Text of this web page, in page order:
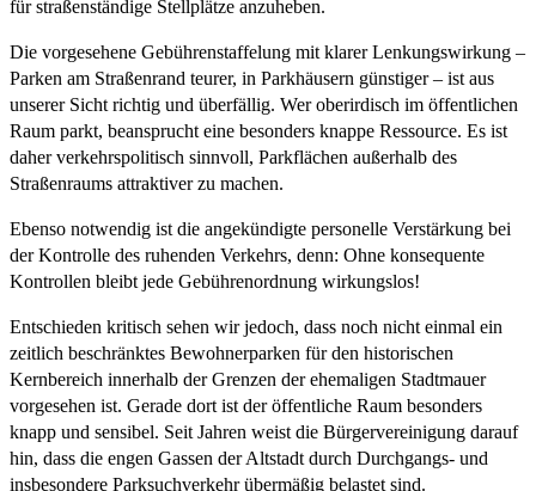
für straßenständige Stellplätze anzuheben.
Die vorgesehene Gebührenstaffelung mit klarer Lenkungswirkung –
Parken am Straßenrand teurer, in Parkhäusern günstiger – ist aus
unserer Sicht richtig und überfällig. Wer oberirdisch im öffentlichen
Raum parkt, beansprucht eine besonders knappe Ressource. Es ist
daher verkehrspolitisch sinnvoll, Parkflächen außerhalb des
Straßenraums attraktiver zu machen.
Ebenso notwendig ist die angekündigte personelle Verstärkung bei
der Kontrolle des ruhenden Verkehrs, denn: Ohne konsequente
Kontrollen bleibt jede Gebührenordnung wirkungslos!
Entschieden kritisch sehen wir jedoch, dass noch nicht einmal ein
zeitlich beschränktes Bewohnerparken für den historischen
Kernbereich innerhalb der Grenzen der ehemaligen Stadtmauer
vorgesehen ist. Gerade dort ist der öffentliche Raum besonders
knapp und sensibel. Seit Jahren weist die Bürgervereinigung darauf
hin, dass die engen Gassen der Altstadt durch Durchgangs- und
insbesondere Parksuchverkehr übermäßig belastet sind.